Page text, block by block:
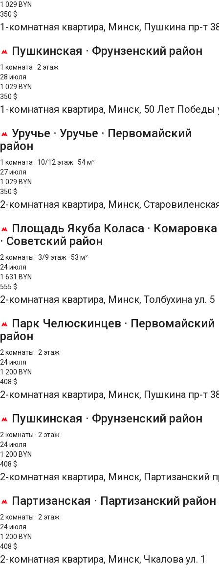
1 029 BYN
350 $
1-комнатная квартира, Минск, Пушкина пр-т
Пушкинская · Фрунзенский район
1 комната · 2 этаж
28 июля
1 029 BYN
350 $
1-комнатная квартира, Минск, 50 Лет Победы
Уручье · Уручье · Первомайский
район
1 комната · 10/12 этаж · 54 м²
27 июля
1 029 BYN
350 $
2-комнатная квартира, Минск,
Площадь Якуба Коласа · Комаровка
· Советский район
2 комнаты · 3/9 этаж · 53 м²
24 июля
1 631 BYN
555 $
2-комнатная квартира, Минск, Толбухина ул. 5
Парк Челюскинцев · Первомайский
район
2 комнаты · 2 этаж
24 июля
1 200 BYN
408 $
2-комнатная квартира, Минск, Пушкина пр-т
Пушкинская · Фрунзенский район
2 комнаты · 2 этаж
24 июля
1 200 BYN
408 $
2-комнатная квартира, Минск, Партизанский
Партизанская · Партизанский район
2 комнаты · 2 этаж
24 июля
1 200 BYN
408 $
2-комнатная квартира, Минск, Чкалова ул. 1